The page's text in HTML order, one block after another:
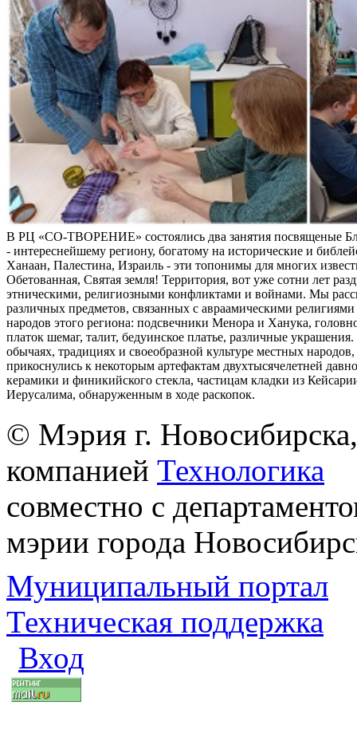
В РЦ «СО-ТВОРЕНИЕ» состоялись два занятия посвященые
- интереснейшему региону, богатому на исторические и
Ханаан, Палестина, Израиль - эти топонимы для многих
Обетованная, Святая земля! Территория, вот уже сотни лет
этническими, религиозными конфликтами и войнами. Мы
различных предметов, связанных с авраамическими религиями
народов этого региона: подсвечники Менора и Ханука,
платок шемаг, талит, бедуинское платье, различные
обычаях, традициях и своеобразной культуре местных
прикоснулись к некоторым артефактам двухтысячелетней
керамики и финикийского стекла, частицам кладки из
Иерусалима, обнаруженным в ходе раскопок.
© Мэрия г.
компанией Технологика
совместно с
мэрии города
Муниципальный портал
Техническая поддержка
Вход